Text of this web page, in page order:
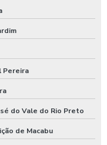
Pereira
do Vale do Rio Preto
de Macabu